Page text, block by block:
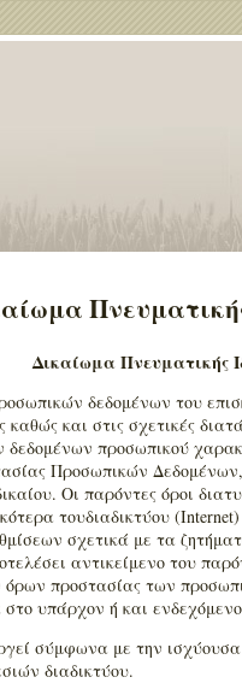
Δικαίωμα Πνευματικής
δεδομένων του
και στις σχετικές
δεδομένων προσωπικού
Προσωπικών
Οι παρόντες όροι
τουδιαδικτύου
σχετικά με τα
αντικείμενο του
όρων προστασίας των
υπάρχον ή και ενδεχόμενο
σύμφωνα με την
διαδικτύου.